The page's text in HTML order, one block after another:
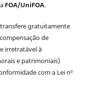
FOA/UniFOA.
transfere gratuitamente
de
irretratável à
e patrimoniais)
com a Lei nº